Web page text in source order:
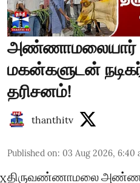
அண்ணாமலையார்
மகன்களுடன்
தரிசனம்!
thanthitv
Published on: 03 Aug 2026, 6:40
திருவண்ணாமலை
X